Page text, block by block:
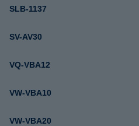
SLB-1137
SV-AV30
VQ-VBA12
VW-VBA10
VW-VBA20